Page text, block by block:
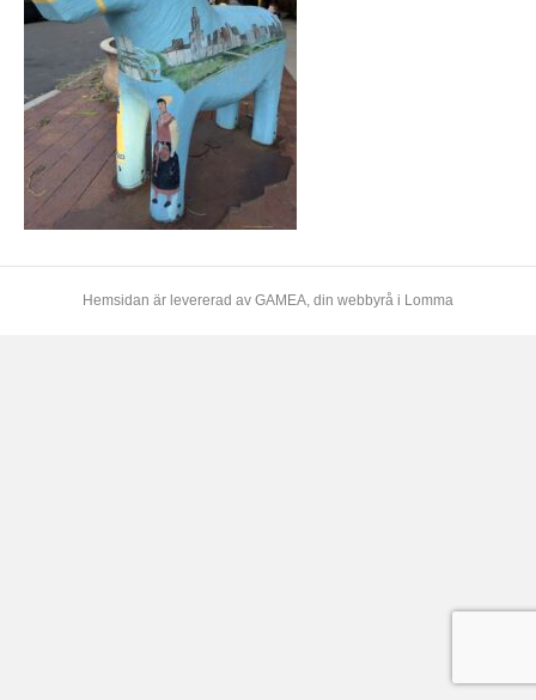
Hemsidan är levererad av GAMEA, din webbyrå i Lomma